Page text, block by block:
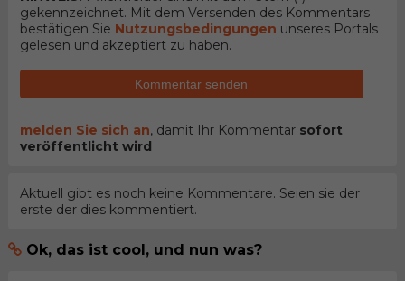
gekennzeichnet. Mit dem Versenden des Kommentars
bestätigen Sie Nutzungsbedingungen unseres Portals
gelesen und akzeptiert zu haben.
Kommentar senden
melden Sie sich an, damit Ihr Kommentar sofort
veröffentlicht wird
Aktuell gibt es noch keine Kommentare. Seien sie der
erste der dies kommentiert.
Ok, das ist cool, und nun was?